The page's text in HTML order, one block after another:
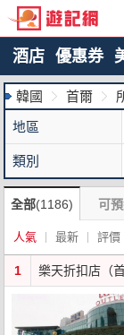
酒店 優惠券
韓國 首爾
地區
類別
全部(1186) 可
人氣 最新 評價
1 樂天折扣店（